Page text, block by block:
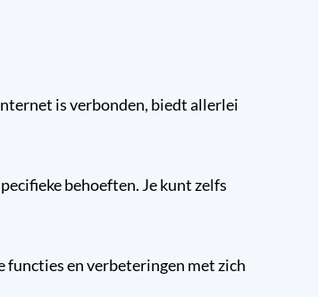
is verbonden, biedt allerlei
behoeften. Je kunt zelfs
functies en verbeteringen met zich